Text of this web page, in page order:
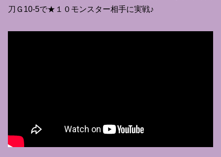
刀Ｇ10-5で★１０モンスター相手に実戦♪